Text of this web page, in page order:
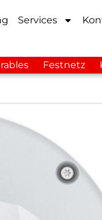
Services
Festnetz